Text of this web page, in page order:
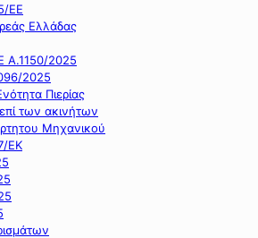
ΕΕ
Ελλάδας
2025
2025
Πιερίας
των ακινήτων
Μηχανικού
ΕΚ